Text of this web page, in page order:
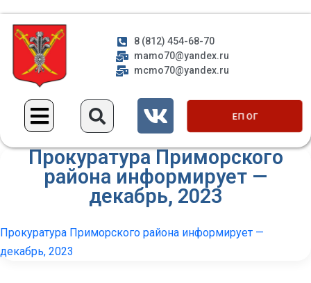
8 (812) 454-68-70
mamo70@yandex.ru
mcmo70@yandex.ru
ЕП ОГ
Прокуратура Приморского
района информирует —
декабрь, 2023
Прокуратура Приморского района информирует —
декабрь, 2023